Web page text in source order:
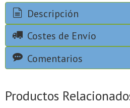
Descripción
Costes de Envío
Comentarios
Productos